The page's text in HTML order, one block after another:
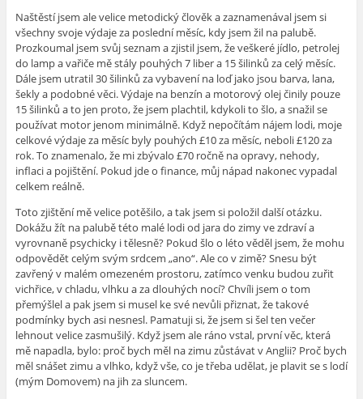
Naštěstí jsem ale velice metodický člověk a zaznamenával jsem si
všechny svoje výdaje za poslední měsíc, kdy jsem žil na palubě.
Prozkoumal jsem svůj seznam a zjistil jsem, že veškeré jídlo, petrolej
do lamp a vařiče mě stály pouhých 7 liber a 15 šilinků za celý měsíc.
Dále jsem utratil 30 šilinků za vybavení na loď jako jsou barva, lana,
šekly a podobné věci. Výdaje na benzín a motorový olej činily pouze
15 šilinků a to jen proto, že jsem plachtil, kdykoli to šlo, a snažil se
používat motor jenom minimálně. Když nepočítám nájem lodi, moje
celkové výdaje za měsíc byly pouhých £10 za měsíc, neboli £120 za
rok. To znamenalo, že mi zbývalo £70 ročně na opravy, nehody,
inflaci a pojištění. Pokud jde o finance, můj nápad nakonec vypadal
celkem reálně.
Toto zjištění mě velice potěšilo, a tak jsem si položil další otázku.
Dokážu žít na palubě této malé lodi od jara do zimy ve zdraví a
vyrovnaně psychicky i tělesně? Pokud šlo o léto věděl jsem, že mohu
odpovědět celým svým srdcem „ano“. Ale co v zimě? Snesu být
zavřený v malém omezeném prostoru, zatímco venku budou zuřit
vichřice, v chladu, vlhku a za dlouhých nocí? Chvíli jsem o tom
přemýšlel a pak jsem si musel ke své nevůli přiznat, že takové
podmínky bych asi nesnesl. Pamatuji si, že jsem si šel ten večer
lehnout velice zasmušilý. Když jsem ale ráno vstal, první věc, která
mě napadla, bylo: proč bych měl na zimu zůstávat v Anglii? Proč bych
měl snášet zimu a vlhko, když vše, co je třeba udělat, je plavit se s lodí
(mým Domovem) na jih za sluncem.